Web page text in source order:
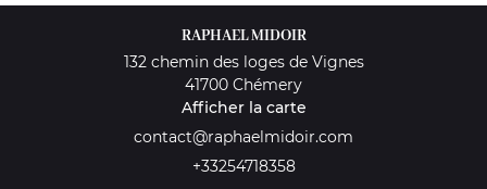
RAPHAEL MIDOIR
132 chemin des loges de Vignes
41700 Chémery
Afficher la carte
+33254718358